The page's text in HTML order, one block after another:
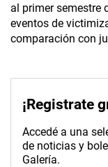
al primer semestre
eventos de
comparación con
¡Registrate
Accedé a una
de noticias y
Galería.